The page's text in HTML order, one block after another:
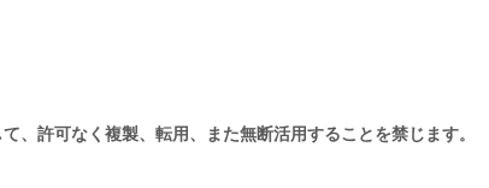
、許可なく複製、転用、また無断活用することを禁じます。